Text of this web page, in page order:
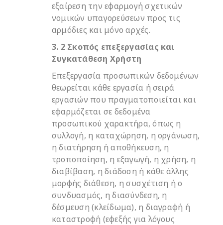
εξαίρεση την εφαρμογή σχετικών
νομικών υπαγορεύσεων προς τις
αρμόδιες και μόνο αρχές.
3. 2 Σκοπός επεξεργασίας και
Συγκατάθεση Χρήστη
Επεξεργασία προσωπικών δεδομένων
θεωρείται κάθε εργασία ή σειρά
εργασιών που πραγματοποιείται και
εφαρμόζεται σε δεδομένα
προσωπικού χαρακτήρα, όπως η
συλλογή, η καταχώρηση, η οργάνωση,
η διατήρηση ή αποθήκευση, η
τροποποίηση, η εξαγωγή, η χρήση, η
διαβίβαση, η διάδοση ή κάθε άλλης
μορφής διάθεση, η συσχέτιση ή ο
συνδυασμός, η διασύνδεση, η
δέσμευση (κλείδωμα), η διαγραφή ή
καταστροφή (εφεξής για λόγους